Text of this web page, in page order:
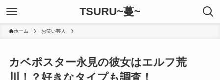
TSURU~蔓~
ホーム お笑い芸人
カベポスター永見の彼女はエルフ荒
川！？好きなタイプも調査！